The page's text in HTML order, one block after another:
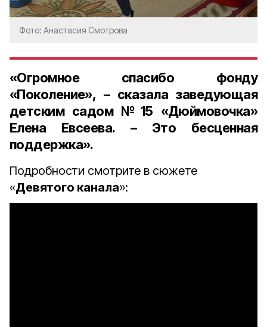
Фото: Анастасия Смотрова
«Огромное спасибо фонду
«Поколение», – сказала заведующая
детским садом №15 «Дюймовочка»
Елена Евсеева. – Это бесценная
поддержка».
Подробности смотрите в сюжете
«Девятого канала»: